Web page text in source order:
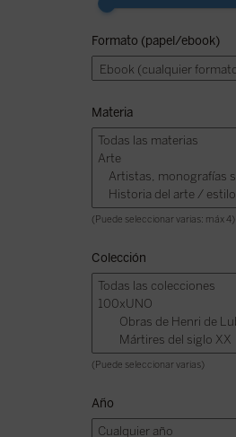
Formato (papel/ebook)
Materia
(Puede seleccionar varias: máx 4)
Colección
(Puede seleccionar varias)
Año